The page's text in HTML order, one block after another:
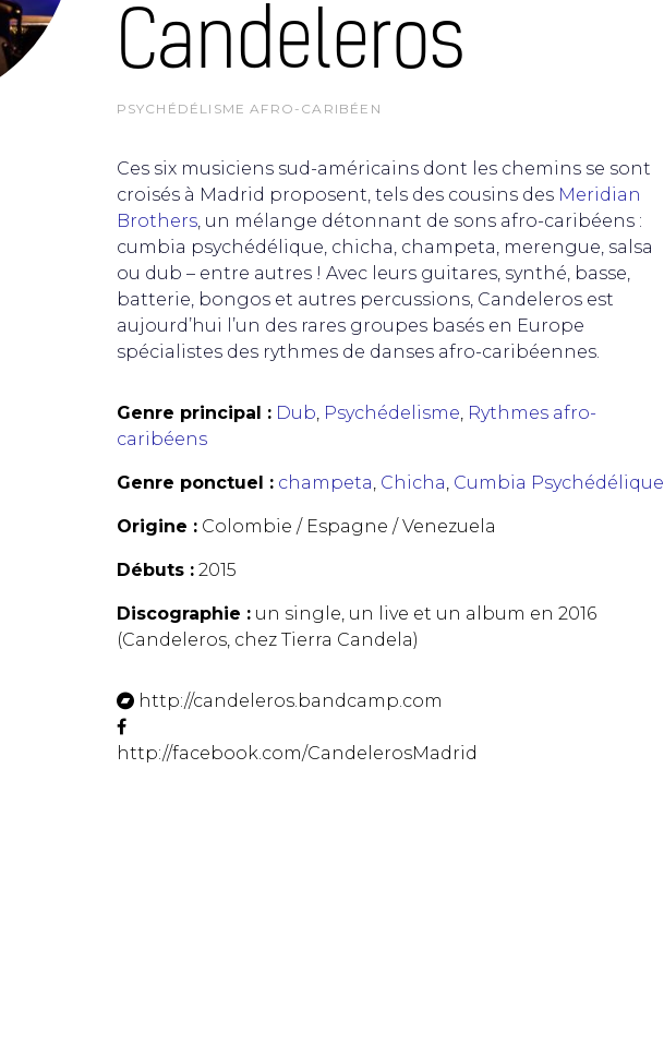
Candeleros
PSYCHÉDÉLISME AFRO-CARIBÉEN
Ces six musiciens sud-américains dont les chemins se sont
croisés à Madrid proposent, tels des cousins des Meridian
Brothers, un mélange détonnant de sons afro-caribéens :
cumbia psychédélique, chicha, champeta, merengue, salsa
ou dub – entre autres ! Avec leurs guitares, synthé, basse,
batterie, bongos et autres percussions, Candeleros est
aujourd’hui l’un des rares groupes basés en Europe
spécialistes des rythmes de danses afro-caribéennes.
Genre principal : Dub, Psychédelisme, Rythmes afro-
caribéens
Genre ponctuel : champeta, Chicha, Cumbia Psychédélique
Origine :Colombie / Espagne / Venezuela
Débuts :2015
Discographie :un single, un live et un album en 2016
(Candeleros, chez Tierra Candela)
http://candeleros.bandcamp.com
http://facebook.com/CandelerosMadrid